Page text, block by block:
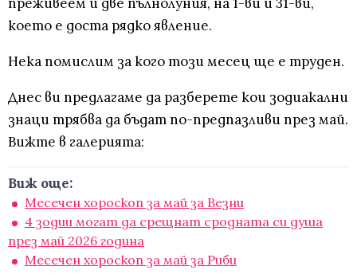
което е доста рядко явление.
Нека помислим за кого този месец ще е труден.
Днес ви предлагаме да разберете кои зодиакални
знаци трябва да бъдат по-предпазливи през май.
Вижте в галерията:
Виж още:
Месечен хороскоп за май за Везни
4 зодии могат да срещнат сродната си душа
през май 2026 година
Месечен хороскоп за май за Риби